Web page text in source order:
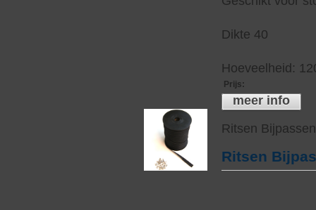
Dikte 40
Hoeveelheid:
Prijs:
meer info
Ritsen
Ritsen